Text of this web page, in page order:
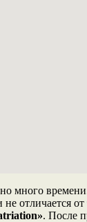
много
не отличается
. После